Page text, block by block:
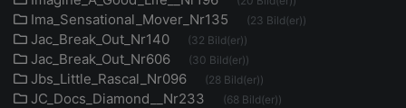
Ima_Sensational_Mover_Nr135 (23 Bild(er))
Jac_Break_Out_Nr140 (32 Bild(er))
Jac_Break_Out_Nr606 (30 Bild(er))
Jbs_Little_Rascal_Nr096 (28 Bild(er))
JC_Docs_Diamond__Nr233 (68 Bild(er))